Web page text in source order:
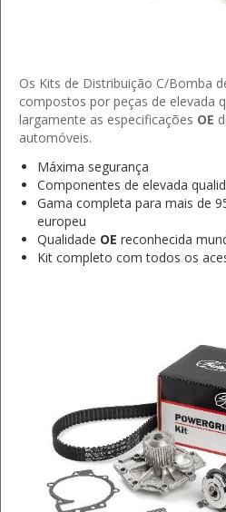
Os Kits de Distribuição C/Bomba
compostos por peças de elevada
largamente as especificações OE
automóveis.
Máxima segurança
Componentes de elevada
Gama completa para mais de
europeu
Qualidade OE reconhecida
Kit completo com todos os